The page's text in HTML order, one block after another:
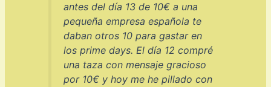
antes del día 13 de 10€ a una
pequeña empresa española te
daban otros 10 para gastar en
los prime days. El día 12 compré
una taza con mensaje gracioso
por 10€ y hoy me he pillado con